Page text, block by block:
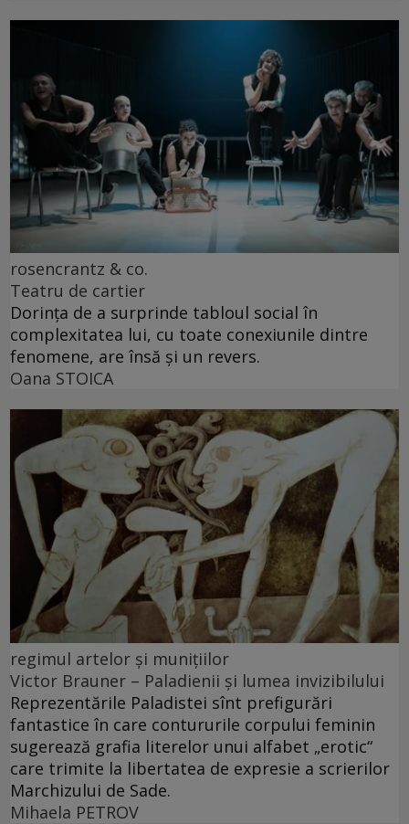
rosencrantz & co.
Teatru de cartier
Dorința de a surprinde tabloul social în
complexitatea lui, cu toate conexiunile dintre
fenomene, are însă și un revers.
Oana STOICA
regimul artelor şi muniţiilor
Victor Brauner – Paladienii și lumea invizibilului
Reprezentările Paladistei sînt prefigurări
fantastice în care contururile corpului feminin
sugerează grafia literelor unui alfabet „erotic“
care trimite la libertatea de expresie a scrierilor
Marchizului de Sade.
Mihaela PETROV